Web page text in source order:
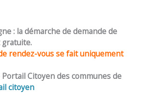
: la démarche de demande de
rendez-vous se fait uniquement
Citoyen des communes de
citoyen